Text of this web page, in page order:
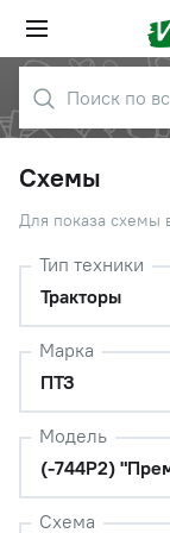
Схемы
Для показа схемы
Тип техники
Тракторы
Марка
ПТЗ
Модель
(-744Р2)
Схема